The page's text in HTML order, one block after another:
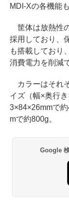
MDI-Xの各機能
筐体は放熱性
採用しており、
も搭載しており
消費電力を削減
カラーはそれ
イズ（幅×奥行
3×84×26mmで
mで約800g。
Google